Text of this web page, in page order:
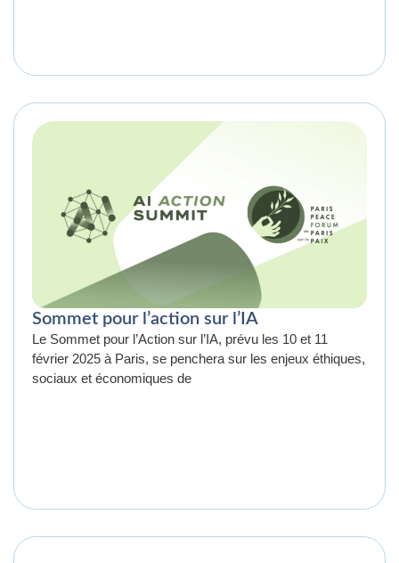
Sommet pour l’action sur l’IA
Le Sommet pour l’Action sur l’IA, prévu les 10 et 11
février 2025 à Paris, se penchera sur les enjeux éthiques,
sociaux et économiques de